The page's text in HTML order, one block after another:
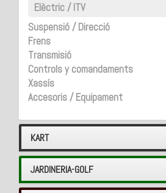
Elèctric / ITV
Suspensió / Direcció
Frens
Transmisió
Controls y comandaments
Xassís
Accesoris / Equipament
KART
JARDINERIA-GOLF